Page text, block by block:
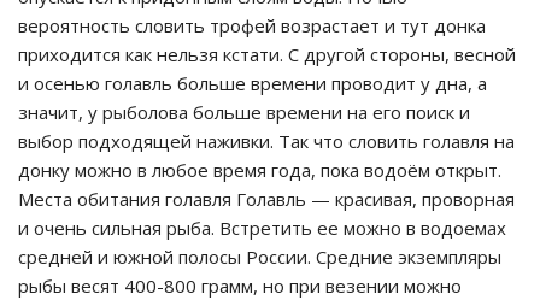
вероятность словить трофей возрастает и тут донка
приходится как нельзя кстати. С другой стороны, весной
и осенью голавль больше времени проводит у дна, а
значит, у рыболова больше времени на его поиск и
выбор подходящей наживки. Так что словить голавля на
донку можно в любое время года, пока водоём открыт.
Места обитания голавля Голавль — красивая, проворная
и очень сильная рыба. Встретить ее можно в водоемах
средней и южной полосы России. Средние экземпляры
рыбы весят 400-800 грамм, но при везении можно